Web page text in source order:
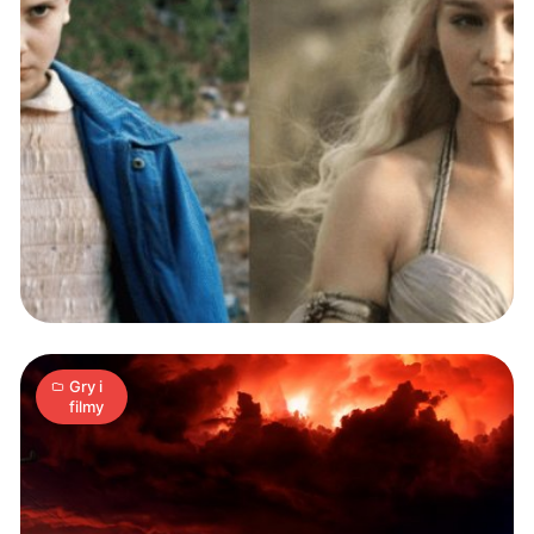
Gry i
filmy
Powstaje
trzeci
sezon
Stranger
Things
S 02.12.2017
1
min